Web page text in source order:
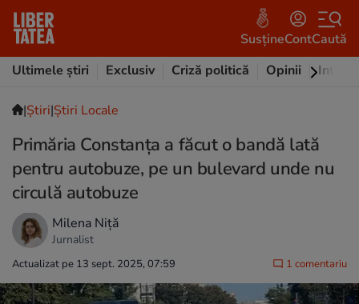
SusțineContCaută
Ultimele știri
Exclusiv Criză politică Opinii
|Ştiri|Știri Locale
Primăria Constanța a făcut o bandă lată
pentru autobuze, pe un bulevard unde nu
circulă autobuze
Milena Niță
Jurnalist
Actualizat pe 13 sept. 2025, 07:59 1 comentariu